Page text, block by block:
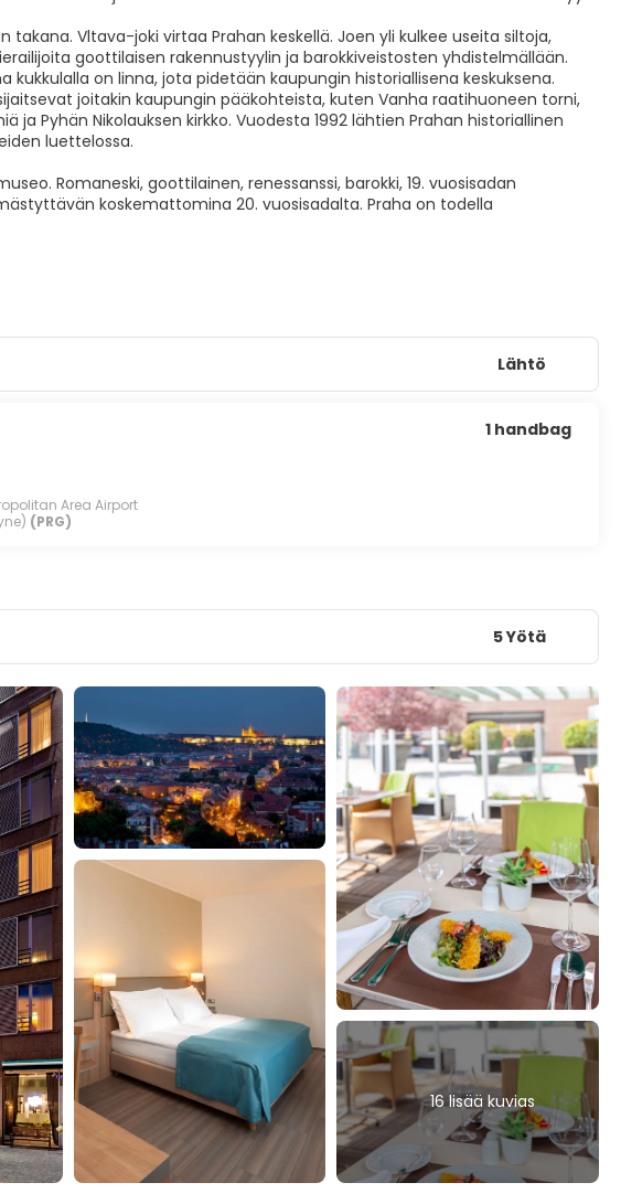
Vltava-joki virtaa Prahan keskellä. Joen yli kulkee useita siltoja,
goottilaisen rakennustyylin ja barokkiveistosten yhdistelmällään.
on linna, jota pidetään kaupungin historiallisena keskuksena.
joitakin kaupungin pääkohteista, kuten Vanha raatihuoneen torni,
ja Pyhän Nikolauksen kirkko. Vuodesta 1992 lähtien Prahan historiallinen
luettelossa.
Romaneski, goottilainen, renessanssi, barokki, 19. vuosisadan
koskemattomina 20. vuosisadalta. Praha on todella
Lähtö
Area Airport
(PRG)
1 handbag
5 Yötä
16 lisää kuvias